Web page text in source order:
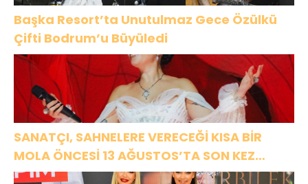
Başka Resort’ta Unutulmaz Gece Özülkü
Çifti Bodrum’u Büyüledi
SANATÇI, SAHNELERE VERECEĞİ KISA BİR
MOLA ÖNCESİ 13 AĞUSTOS’TA SON KEZ
HARBİYE’DE OLACAK!